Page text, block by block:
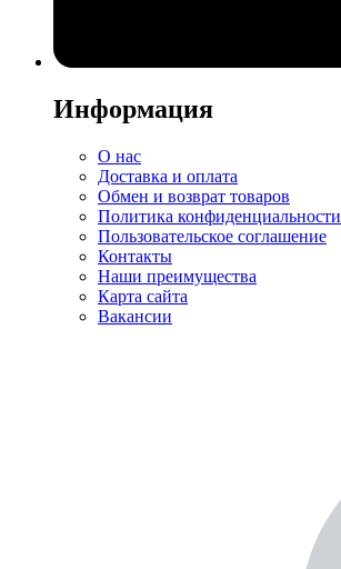
Информация
О нас
Доставка и оплата
Обмен и возврат товаров
Политика конфиденциальности
Пользовательское соглашение
Контакты
Наши преимущества
Карта сайта
Вакансии